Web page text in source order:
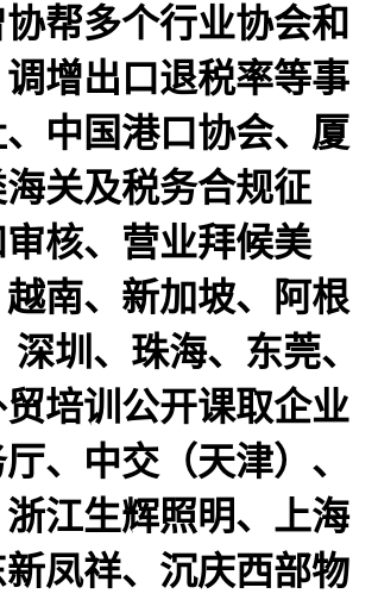
帮多个行业协会和
增出口退税率等事
中国港口协会、厦
关及税务合规征
核、营业拜候美
南、新加坡、阿根
圳、珠海、东莞、
培训公开课取企业
、中交（天津）、
江生辉照明、上海
凤祥、沉庆西部物